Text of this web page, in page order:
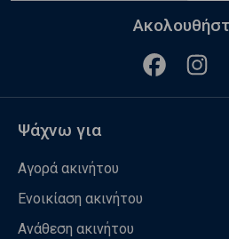
Ψάχνω για
Αγορά ακινήτου
Ενοικίαση ακινήτου
Ανάθεση ακινήτου